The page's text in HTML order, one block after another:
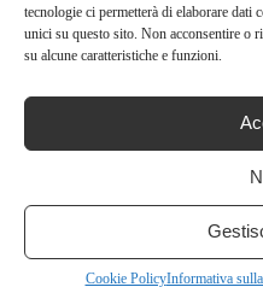
tecnologie ci permetterà di elaborare
unici su questo sito. Non acconsentire o
su alcune caratteristiche e funzioni.
Cookie PolicyInformativa